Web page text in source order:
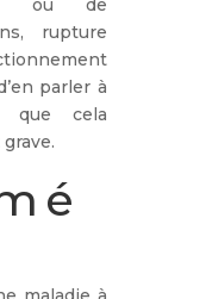
rupture
parler à
que cela